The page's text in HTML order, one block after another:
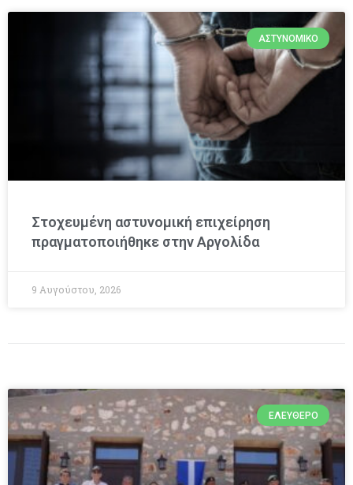
ΑΣΤΥΝΟΜΙΚΌ
Στοχευμένη αστυνομική επιχείρηση
πραγματοποιήθηκε στην Αργολίδα
9 Αυγούστου, 2026
ΕΛΕΎΘΕΡΟ